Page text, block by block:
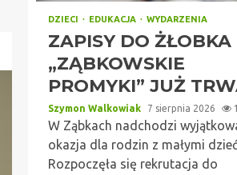
DZIECI EDUKACJA WYDARZENIA
ZAPISY DO ŻŁOBKA
„ZĄBKOWSKIE
PROMYKI” JUŻ
Szymon Walkowiak 7 sierpnia 2026
W Ząbkach nadchodzi
okazja dla rodzin z małymi
Rozpoczęła się rekrutacja do